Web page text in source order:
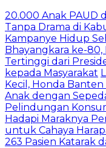
20.000 Anak PAUD
Tanpa Drama di
Kampanye Hidup
Bhayangkara ke-
Tertinggi dari
kepada Masyarakat
Kecil, Honda
Anak dengan
Pelindungan
Hadapi Maraknya
untuk Cahaya
263 Pasien Katarak